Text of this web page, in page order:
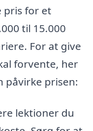
pris for et
til 15.000
For at give
forvente, her
påvirke prisen:
lektioner du